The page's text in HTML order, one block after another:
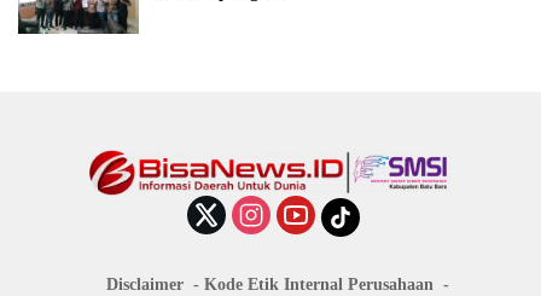
Disclaimer
Kode Etik Internal Perusahaan